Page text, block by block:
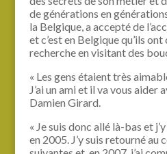
de générations en
la Belgique, a accepté de
et c’est en Belgique qu’ils
recherche en visitant des
« Les gens étaient très
J’ai un ami et il va vous aider
Damien Girard.
« Je suis donc allé là-bas et
en 2005. J’y suis retourné au